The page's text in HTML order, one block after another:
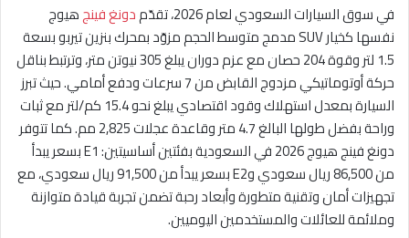
في سوق السيارات السعودي لعام 2026، تقدّم دونغ فينجهيوج
نفسها كخيار SUV مدمج متوسط الحجم مزوّد بمحرك بنزين تيربو بسعة
1.5 لتر وقوة 204 حصان مع عزم دوران يبلغ 305 نيوتن متر، وترتبط بناقل
حركة أوتوماتيكي مزدوج القابض من 7 سرعات ودفع أمامي. حيث تبرز
السيارة بمعدل استهلاك وقود اقتصادي يبلغ نحو 15.4 كم/لتر مع ثبات
وراحة بفضل طولها البالغ 4.7 متر وقاعدة عجلات 2,825 مم. كما تتوفر
دونغ فينج هيوج 2026 في السعودية بفئتين أساسيتين: E1 بسعر يبدأ
من 86,500 ريال سعودي وE2 بسعر يبدأ من 91,500 ريال سعودي، مع
تجهيزات أمان وتقنية متطورة وأبعاد رحبة تضمن تجربة قيادة متوازنة
وملائمة للعائلات والمستخدمين اليوميين.